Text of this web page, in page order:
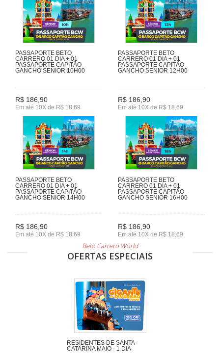
PASSAPORTE BETO
CARRERO 01 DIA + 01
PASSAPORTE CAPITÃO
GANCHO SENIOR 10H00
R$ 186,90
Em até 10X de R$ 18,69
PASSAPORTE BETO
CARRERO 01 DIA + 01
PASSAPORTE CAPITÃO
GANCHO SENIOR 12H00
R$ 186,90
Em até 10X de R$ 18,69
PASSAPORTE BETO
CARRERO 01 DIA + 01
PASSAPORTE CAPITÃO
GANCHO SENIOR 14H00
R$ 186,90
Em até 10X de R$ 18,69
PASSAPORTE BETO
CARRERO 01 DIA + 01
PASSAPORTE CAPITÃO
GANCHO SENIOR 16H00
R$ 186,90
Em até 10X de R$ 18,69
Beto Carrero World
OFERTAS ESPECIAIS
RESIDENTES DE SANTA
CATARINA MAIO - 1 DIA